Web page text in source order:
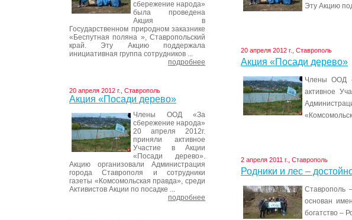
сбережение народа»
была проведена
Акция в
Государственном природном заказнике
«Беспутная поляна », Ставропольский
край. Эту Акцию поддержала
инициативная группа сотрудников ...
подробнее
20 апреля 2012 г., Ставрополь
Акция «Посади дерево»
Члены ООД «За
сбережение народа»
20 апреля 2012г.
приняли активное
Участие в Акции
«Посади дерево».
Акцию организовали Администрация
города Ставрополя и сотрудники
газеты «Комсомольская правда», среди
Активистов Акции по посадке ...
подробнее
Эту Акцию
20 апреля 2012 г., Ставрополь
Акция «Посади дерево»
Члены ООД
активное
2 апреля 2011 г., Ставрополь
Родники и лес –
Ставрополь
основан
богатство –